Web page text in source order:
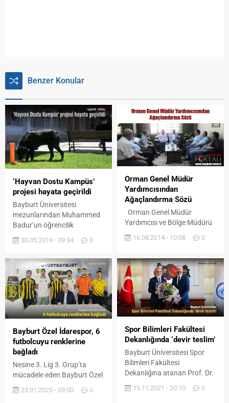
Benzer Konular
‘Hayvan Dostu Kampüs’
projesi hayata geçirildi
Bayburt Üniversitesi
mezunlarından Muhammed
Badur’un öğrencilik
imkanlarıyla ürettiği ve sokak
şehrin çeşitli odaklarına
yerleştirdiği ‘Dostluk
Aparatları’, Dr. Öğr. Üyesi
Cansu Tutkun ve proje ekibi
tarafından geliştirilen yeni
prototipleri ile Bâbertî ve
Dede Korkut Külliyelerine
yerleştirildi. Bayburt
Üniversitesi’nin destekleriyle
Muhammed Badur
tarafından 2017 yılı Mayıs...
30.05.2019 - 09:34 0
Orman Genel Müdür
Yardımcısından
Ağaçlandırma Sözü
Orman Genel Müdür
Yardımcısı ve Bölge Müdürü
Belediye Başkanı Memiş’i
Ziyaret Etti Bayburt Belediye
eden Orman Genel Müdür
Yardımcısı Yunus Şeker,
Bayburt’ta geniş kapsamlı
ağaçlandırma çalışmaları
başlatacaklarının sözünü
verdi. Beraberinde Trabzon
Orman Bölge Müdürü
Mustafa Gediklili, Bölge
Müdür Yrd. Metin Topçu ve
Orman Genel Müdürlüğü...
16.08.2014 - 10:08 0
Bayburt Özel İdarespor, 6
futbolcuyu renklerine
bağladı
Nesine 3. Lig 3. Grup’ta
mücadele eden Bayburt Özel
sezonunda kadrosunu
23.01.2025 - 09:00 0
Spor Bilimleri Fakültesi
Dekanlığında ‘devir teslim’
Bayburt Üniversitesi Spor
Bilimleri Fakültesi
Dekanlığına atanan Prof. Dr.
devir teslim töreni ile
15.11.2021 - 20:10 0